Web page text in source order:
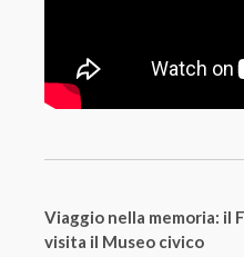
Viaggio nella memoria: il
visita il Museo civico